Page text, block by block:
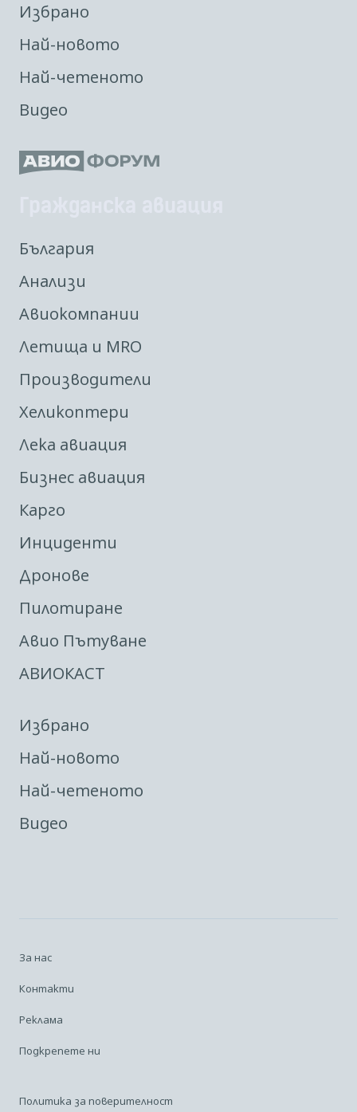
Избрано
Най-новото
Най-четеното
Видео
България
Анализи
Авиокомпании
Летища и MRO
Производители
Хеликоптери
Лека авиация
Бизнес авиация
Карго
Инциденти
Дронове
Пилотиране
Авио Пътуване
АВИОКАСТ
Избрано
Най-новото
Най-четеното
Видео
За нас
Контакти
Реклама
Подкрепете ни
Политика за поверителност